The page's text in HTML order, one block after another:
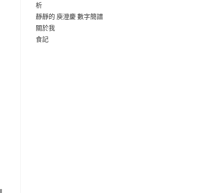
析
靜靜的 庾澄慶 數字簡譜
關於我
食記